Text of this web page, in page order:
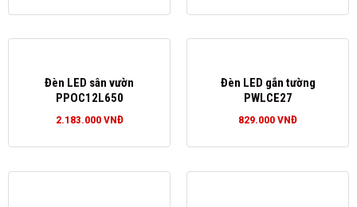
Đèn LED sân vườn
PPOC12L650
2.183.000VNĐ
Đèn LED gắn tường
PWLCE27
829.000VNĐ